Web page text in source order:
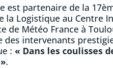
est partenaire de la
la Logistique au Centre
de Météo France à
des intervenants
: « Dans les coulisses
.